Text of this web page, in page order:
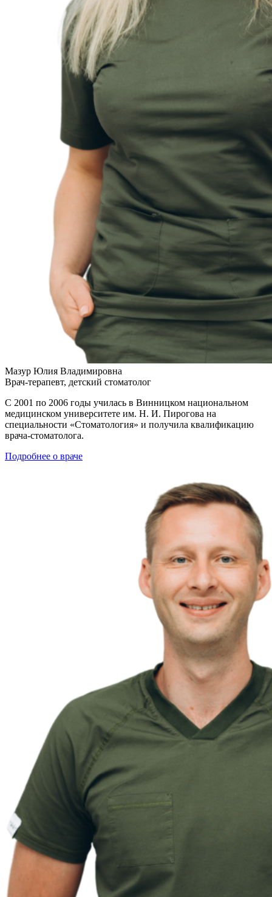
Мазур Юлия Владимировна
Врач-терапевт, детский стоматолог
С 2001 по 2006 годы училась в Винницком национальном
медицинском университете им. Н. И. Пирогова на
специальности «Стоматология» и получила квалификацию
врача-стоматолога.
Подробнее о враче